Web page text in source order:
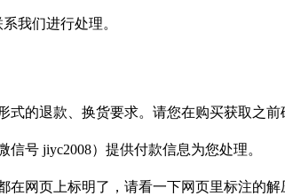
我们进行处理。
的退款、换货要求。请您在购买获取之前
号 jiyc2008）提供付款信息为您处理。
网页上标明了，请看一下网页里标注的解